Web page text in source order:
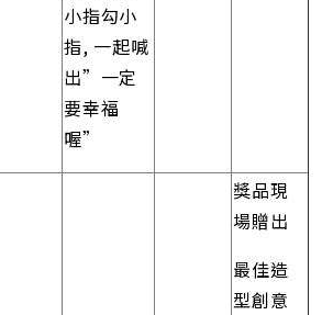
小指勾小
指, 一起喊
出”一定
要幸福
喔”
獎品現
場贈出
最佳造
型創意